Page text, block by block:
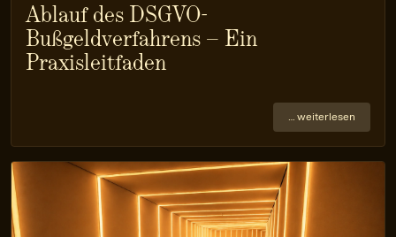
Ablauf des DSGVO-
Bußgeldverfahrens – Ein
Praxisleitfaden
… weiterlesen